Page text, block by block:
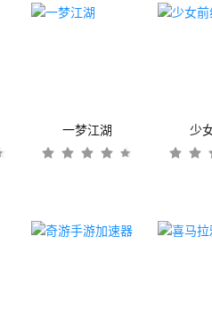
一梦江湖 少